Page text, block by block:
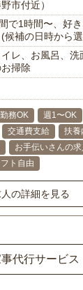
市付近）
で1時間〜、好
候補の日時から
レ、お風呂、洗
掃除
務OK
週1〜OK
交通費支給
扶養
お手伝いさんの求
ト自由
の詳細を見る
代行サービス